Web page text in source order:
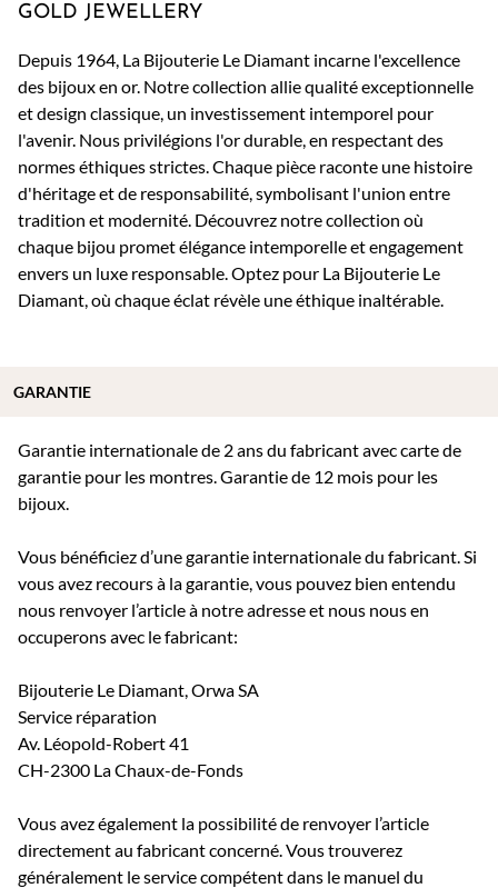
GOLD JEWELLERY
Depuis 1964, La Bijouterie Le Diamant incarne l'excellence
des bijoux en or. Notre collection allie qualité exceptionnelle
et design classique, un investissement intemporel pour
l'avenir. Nous privilégions l'or durable, en respectant des
normes éthiques strictes. Chaque pièce raconte une histoire
d'héritage et de responsabilité, symbolisant l'union entre
tradition et modernité. Découvrez notre collection où
chaque bijou promet élégance intemporelle et engagement
envers un luxe responsable. Optez pour La Bijouterie Le
Diamant, où chaque éclat révèle une éthique inaltérable.
Garantie internationale de 2 ans du fabricant avec carte de
garantie pour les montres. Garantie de 12 mois pour les
bijoux.
Vous bénéficiez d’une garantie internationale du fabricant. Si
vous avez recours à la garantie, vous pouvez bien entendu
nous renvoyer l’article à notre adresse et nous nous en
occuperons avec le fabricant:
Bijouterie Le Diamant, Orwa SA
Service réparation
Av. Léopold-Robert 41
CH-2300 La Chaux-de-Fonds
Vous avez également la possibilité de renvoyer l’article
directement au fabricant concerné. Vous trouverez
généralement le service compétent dans le manuel du
GARANTIE